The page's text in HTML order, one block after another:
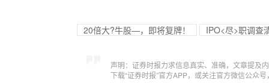
20倍大?牛股—，即将复牌！ IPO<尽>职调查
声明：证券时报力求信息真实、准确，文章提及
下载“证券时报”官方APP，或关注官方微信公众